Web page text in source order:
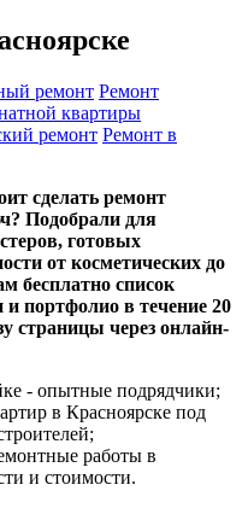
ремонт Ремонт
квартиры
ремонт Ремонт в
сделать ремонт
Подобрали для
готовых
от косметических до
бесплатно список
портфолио в течение 20
страницы через онлайн-
- опытные подрядчики;
в Красноярске под
работы в
и стоимости.